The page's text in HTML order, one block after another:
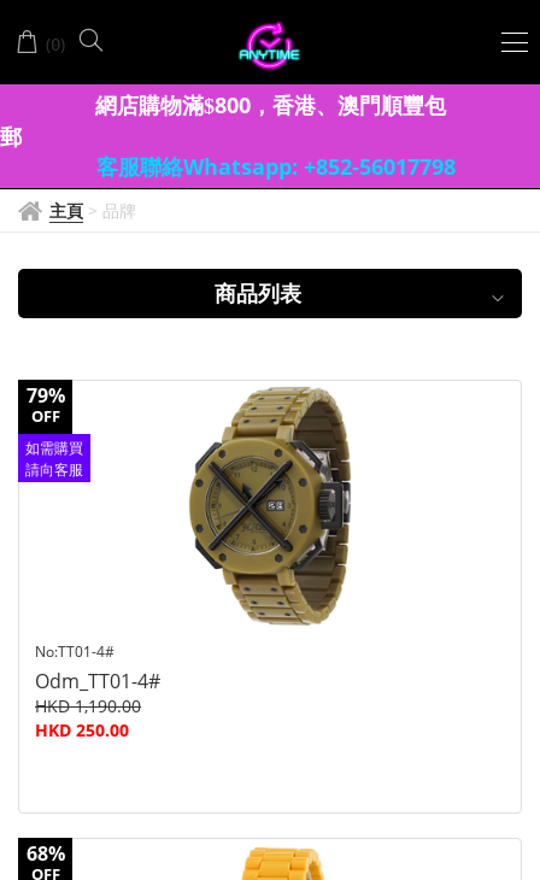
ODM
(0)
網店購物滿$800， 香港、澳門順豐包
郵
客服聯絡Whatsapp: +852-56017798
主頁 > 品牌
商品列表
79%
OFF
如需購買
請向客服
No:TT01-4#
Odm_TT01-4#
HKD 1,190.00
HKD 250.00
68%
OFF